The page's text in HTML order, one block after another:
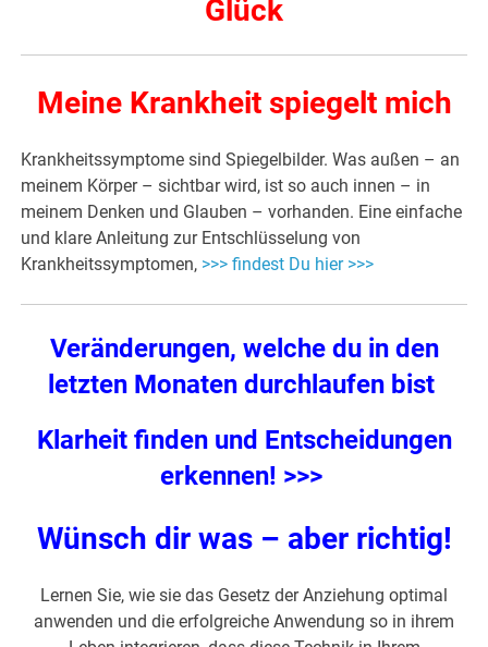
Glück
Meine Krankheit spiegelt mich
Krankheitssymptome sind Spiegelbilder. Was außen – an
meinem Körper – sichtbar wird, ist so auch innen – in
meinem Denken und Glauben – vorhanden. Eine einfache
und klare Anleitung zur Entschlüsselung von
Krankheitssymptomen, >>> findest Du hier >>>
Veränderungen, welche du in den
letzten Monaten durchlaufen bist
Klarheit finden und Entscheidungen
erkennen! >>>
Wünsch dir was – aber richtig!
Lernen Sie, wie sie das Gesetz der Anziehung optimal
anwenden und die erfolgreiche Anwendung so in ihrem